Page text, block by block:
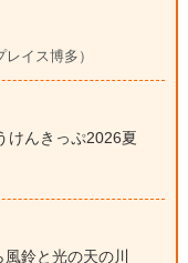
イス博多）
けんきっぷ2026夏
鈴と光の天の川